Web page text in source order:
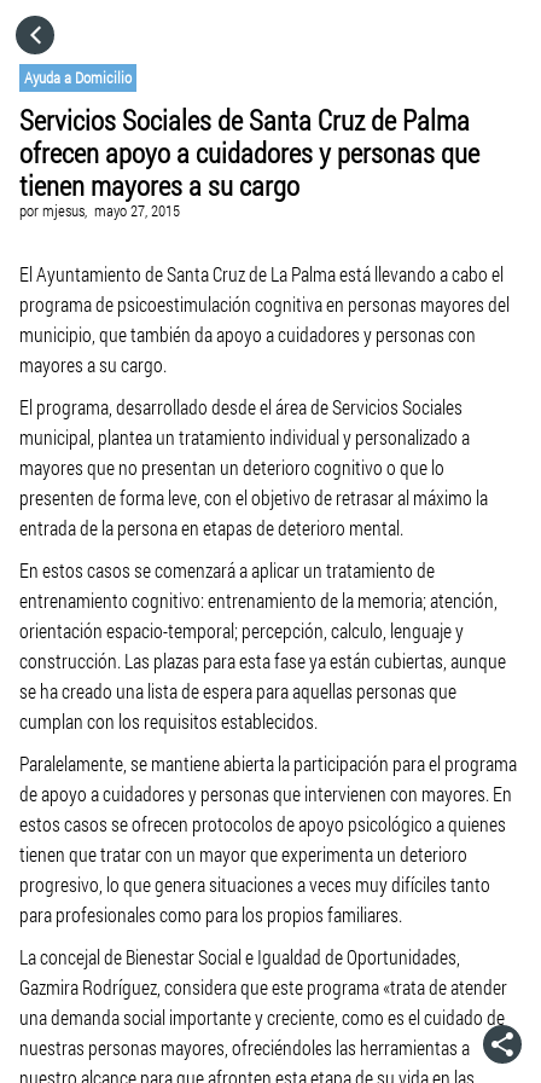
Ayuda a Domicilio
Servicios Sociales de Santa Cruz de Palma
ofrecen apoyo a cuidadores y personas que
tienen mayores a su cargo
pormjesus, mayo 27, 2015
El Ayuntamiento de Santa Cruz de La Palma está llevando a cabo el
programa de psicoestimulación cognitiva en personas mayores del
municipio, que también da apoyo a cuidadores y personas con
mayores a su cargo.
El programa, desarrollado desde el área de Servicios Sociales
municipal, plantea un tratamiento individual y personalizado a
mayores que no presentan un deterioro cognitivo o que lo
presenten de forma leve, con el objetivo de retrasar al máximo la
entrada de la persona en etapas de deterioro mental.
En estos casos se comenzará a aplicar un tratamiento de
entrenamiento cognitivo: entrenamiento de la memoria; atención,
orientación espacio-temporal; percepción, calculo, lenguaje y
construcción. Las plazas para esta fase ya están cubiertas, aunque
se ha creado una lista de espera para aquellas personas que
cumplan con los requisitos establecidos.
Paralelamente, se mantiene abierta la participación para el programa
de apoyo a cuidadores y personas que intervienen con mayores. En
estos casos se ofrecen protocolos de apoyo psicológico a quienes
tienen que tratar con un mayor que experimenta un deterioro
progresivo, lo que genera situaciones a veces muy difíciles tanto
para profesionales como para los propios familiares.
La concejal de Bienestar Social e Igualdad de Oportunidades,
Gazmira Rodríguez, considera que este programa «trata de atender
una demanda social importante y creciente, como es el cuidado de
nuestras personas mayores, ofreciéndoles las herramientas a
nuestro alcance para que afronten esta etapa de su vida en las
CATEGORÍAS
IR A
VISITA EL SITIO WEB